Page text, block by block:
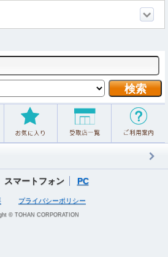
スマートフォン PC
プライバシーポリシー
© TOHAN CORPORATION